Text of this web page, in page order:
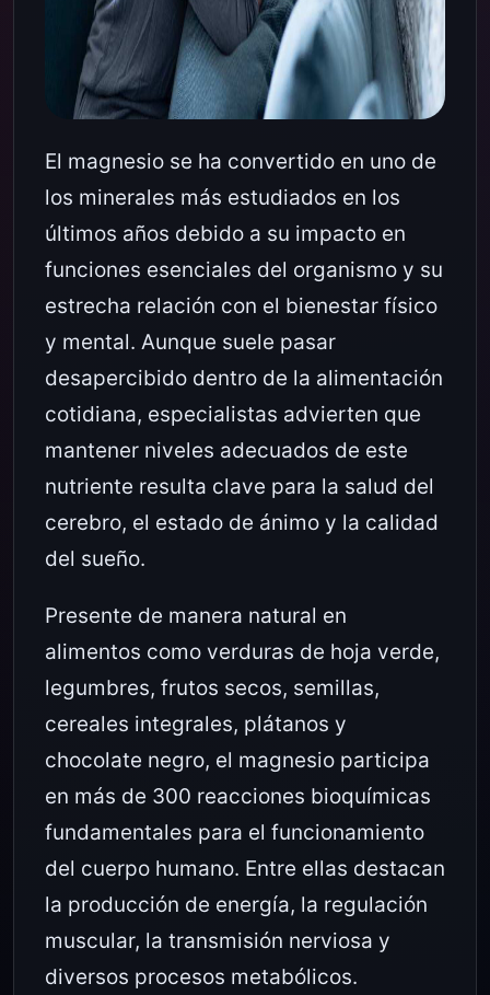
El magnesio se ha convertido en uno de
los minerales más estudiados en los
últimos años debido a su impacto en
funciones esenciales del organismo y su
estrecha relación con el bienestar físico
y mental. Aunque suele pasar
desapercibido dentro de la alimentación
cotidiana, especialistas advierten que
mantener niveles adecuados de este
nutriente resulta clave para la salud del
cerebro, el estado de ánimo y la calidad
del sueño.
Presente de manera natural en
alimentos como verduras de hoja verde,
legumbres, frutos secos, semillas,
cereales integrales, plátanos y
chocolate negro, el magnesio participa
en más de 300 reacciones bioquímicas
fundamentales para el funcionamiento
del cuerpo humano. Entre ellas destacan
la producción de energía, la regulación
muscular, la transmisión nerviosa y
diversos procesos metabólicos.